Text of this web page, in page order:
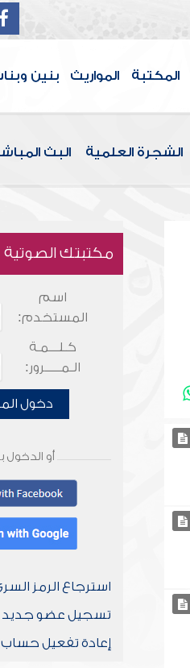
المكتبة المواريث بنين
الشجرة العلمية البث
مكتبتك الصوتية
اسم
المستخدم:
كـلـــمـة
الـمـــــرور:
دخول
أو
استرجاع الرمز
تسجيل عضو جديد
إعادة تفعيل حساب